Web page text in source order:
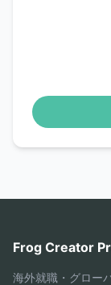
Frog Creator
海外就職・グロー